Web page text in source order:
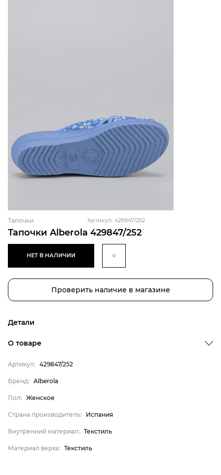
Тапочки Alberola 429847/252
Тапочки Артикул: 429847/252
НЕТ В НАЛИЧИИ
Проверить наличие в магазине
Детали
Страна производитель
Внутренний материал
Материал верха
Текстиль
О товаре
Артикул: 429847/252
Бренд: Alberola
Пол: Женское
Страна производитель: Испания
Внутренний материал: Текстиль
Материал верха: Текстиль